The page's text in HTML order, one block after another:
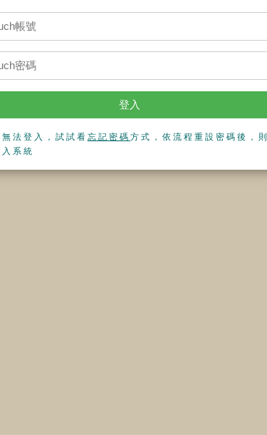
登入
法登入，試試看 忘記密碼 方式，依流程重設密碼後，則
系統